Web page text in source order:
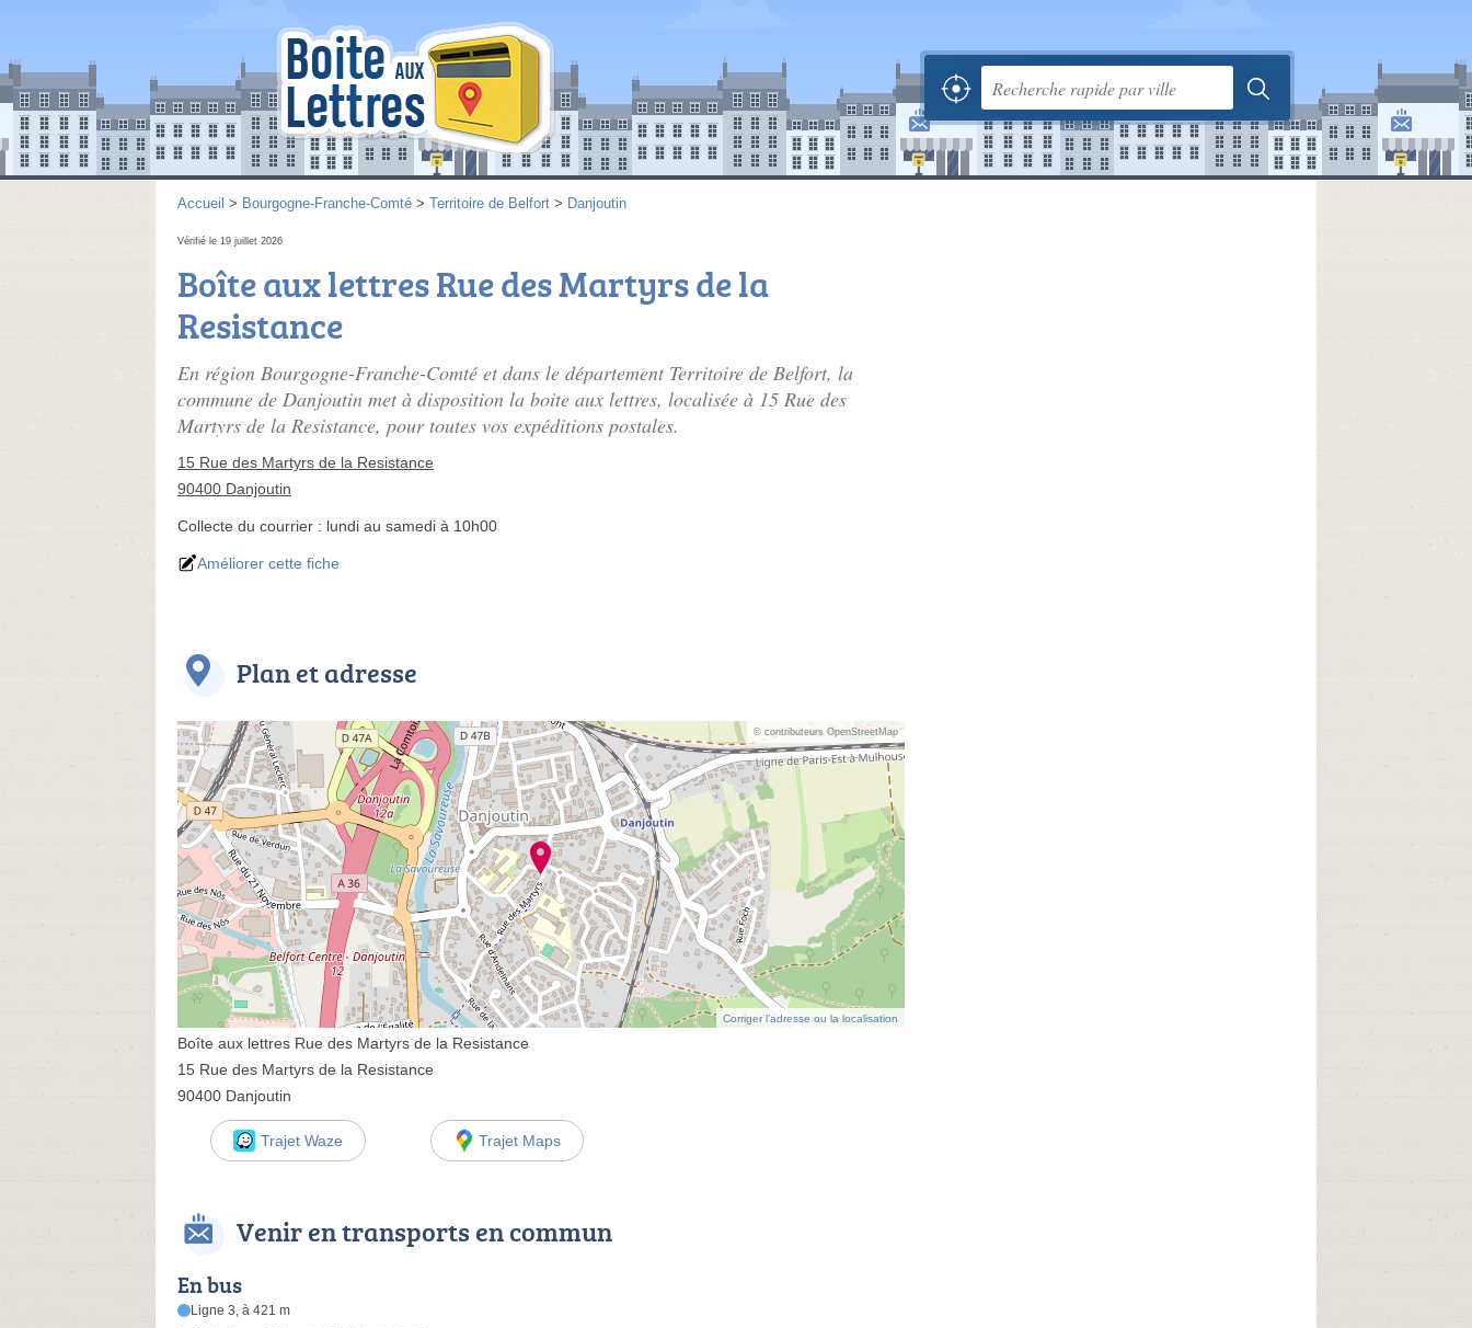
Accueil > Bourgogne-Franche-Comté > Territoire de Belfort > Danjoutin
Vérifié le 19 juillet 2026
Boîte aux lettres Rue des Martyrs de la
Resistance
En région Bourgogne-Franche-Comté et dans le département Territoire de Belfort, la
commune de Danjoutin met à disposition la boite aux lettres, localisée à 15 Rue des
Martyrs de la Resistance, pour toutes vos expéditions postales.
15 Rue des Martyrs de la Resistance
90400 Danjoutin
Collecte du courrier : lundi au samedi à 10h00
Améliorer cette fiche
Plan et adresse
© contributeurs OpenStreetMap
Corriger l’adresse ou la localisation
Boîte aux lettres Rue des Martyrs de la Resistance
15 Rue des Martyrs de la Resistance
90400 Danjoutin
Trajet Waze Trajet Maps
Venir en transports en commun
En bus
Ligne 3, à 421 m